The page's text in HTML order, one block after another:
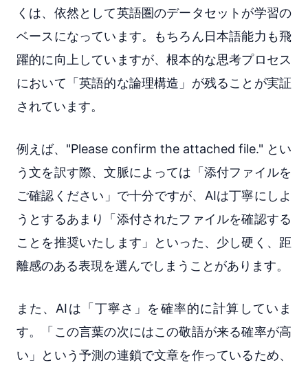
くは、依然として英語圏のデータセットが学習の
ベースになっています。もちろん日本語能力も飛
躍的に向上していますが、根本的な思考プロセス
において「英語的な論理構造」が残ることが実証
されています。
例えば、"Please confirm the attached file." とい
う文を訳す際、文脈によっては「添付ファイルを
ご確認ください」で十分ですが、AIは丁寧にしよ
うとするあまり「添付されたファイルを確認する
ことを推奨いたします」といった、少し硬く、距
離感のある表現を選んでしまうことがあります。
また、AIは「丁寧さ」を確率的に計算していま
す。「この言葉の次にはこの敬語が来る確率が高
い」という予測の連鎖で文章を作っているため、